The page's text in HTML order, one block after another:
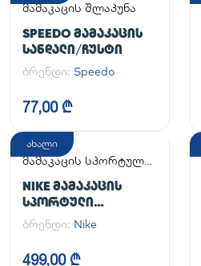
მამაკაცის შლაპუნა
SPEEDO ᲛᲐᲛᲐᲙᲐᲪᲘᲡ
ᲡᲐᲜᲓᲐᲚᲘ/ᲩᲣᲡᲢᲘ
ბრენდი: Speedo
77,00 ₾
ახალი
მამაკაცის სპორტული
NIKE ᲛᲐᲛᲐᲙᲐᲪᲘᲡ
ᲡᲞᲝᲠᲢᲣᲚᲘ
ᲤᲔᲮᲡᲐᲪᲛᲔᲚᲘ AIR
FORCE 1 '07
ბრენდი: Nike
499,00 ₾